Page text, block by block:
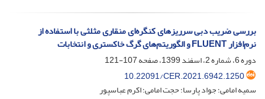
بررسی ضریب دبی سرریزهای کنگره‌ای منقاری مثلثی با استفاده از
نرم‌افزار FLUENT و الگوریتم‌های گرگ خاکستری و انتخابات
دوره 6، شماره 2، اسفند 1399، صفحه
107-121
10.22091/CER.2021.6942.1250
سمیه امامی؛ جواد پارسا؛ حجت امامی؛ اکرم عباسپور